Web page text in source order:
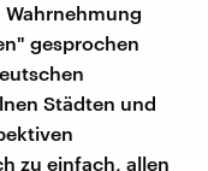
gesprochen
Städten und
zu einfach, allen